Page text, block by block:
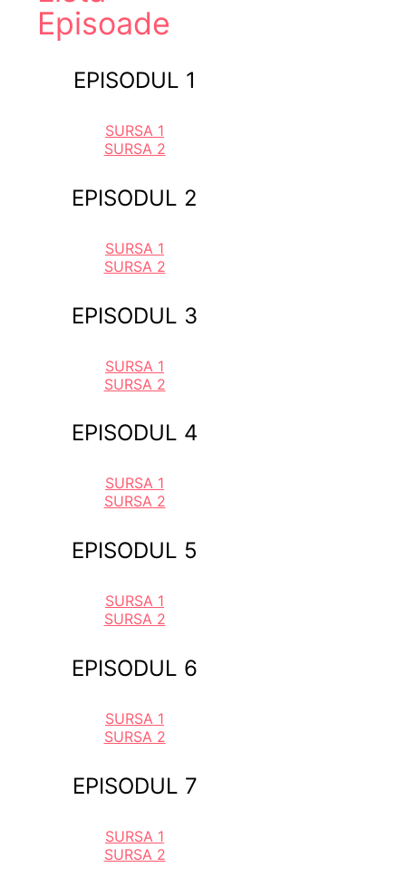
Episoade
EPISODUL 1
SURSA 1
SURSA 2
EPISODUL 2
SURSA 1
SURSA 2
EPISODUL 3
SURSA 1
SURSA 2
EPISODUL 4
SURSA 1
SURSA 2
EPISODUL 5
SURSA 1
SURSA 2
EPISODUL 6
SURSA 1
SURSA 2
EPISODUL 7
SURSA 1
SURSA 2